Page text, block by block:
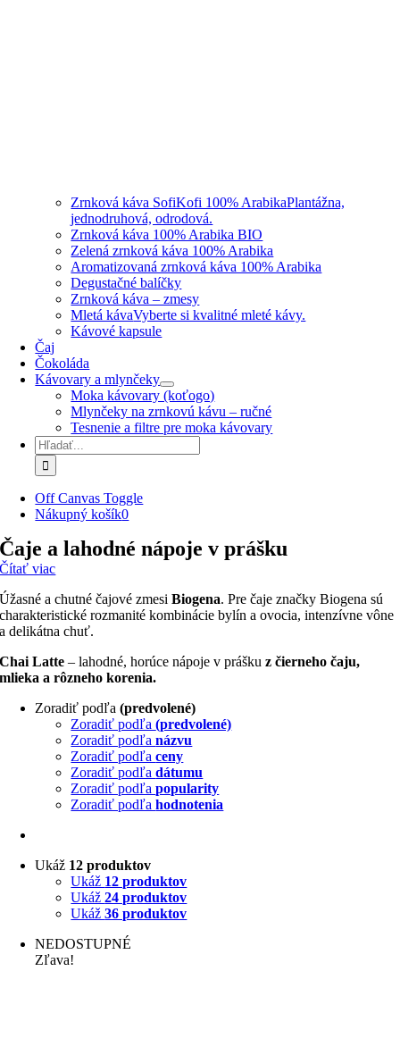
Zrnková káva SofiKofi 100% ArabikaPlantážna,
jednodruhová, odrodová.
Zrnková káva 100% Arabika BIO
Zelená zrnková káva 100% Arabika
Aromatizovaná zrnková káva 100% Arabika
Degustačné balíčky
Zrnková káva – zmesy
Mletá kávaVyberte si kvalitné mleté kávy.
Kávové kapsule
Čaj
Čokoláda
Kávovary a mlynčeky
Moka kávovary (koťogo)
Mlynčeky na zrnkovú kávu – ručné
Tesnenie a filtre pre moka kávovary
Hľadať:
Off Canvas Toggle
Nákupný košík0
Čaje a lahodné nápoje v prášku
Čítať viac
Úžasné a chutné čajové zmesiBiogena. Pre čaje značky Biogena sú
charakteristické rozmanité kombinácie bylín a ovocia, intenzívne vône
a delikátna chuť.
Chai Latte – lahodné, horúce nápoje v práškuz čierneho čaju,
mlieka a rôzneho korenia.
Zoradiť podľa(predvolené)
Zoradiť podľa(predvolené)
Zoradiť podľanázvu
Zoradiť podľaceny
Zoradiť podľadátumu
Zoradiť podľapopularity
Zoradiť podľahodnotenia
Ukáž 12 produktov
Ukáž 12 produktov
Ukáž24 produktov
Ukáž36 produktov
NEDOSTUPNÉ
Zľava!